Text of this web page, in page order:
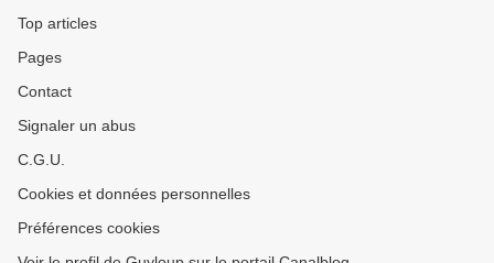
Top articles
Pages
Contact
Signaler un abus
C.G.U.
Cookies et données personnelles
Préférences cookies